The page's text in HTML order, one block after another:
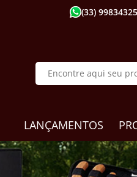
(33)
LANÇAMENTOS